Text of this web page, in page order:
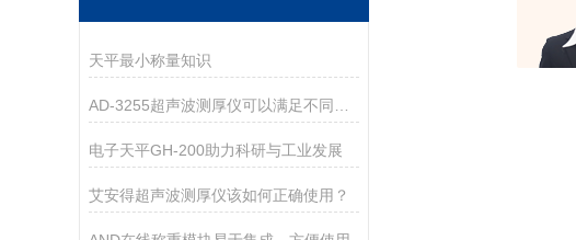
天平最小称量知识
电子天平GH-200助力科研与工业发展
艾安得超声波测厚仪该如何正确使用？